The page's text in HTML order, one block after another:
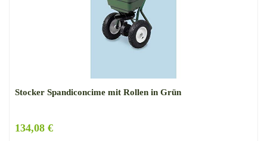
Stocker Spandiconcime mit Rollen in Grün
134,08 €